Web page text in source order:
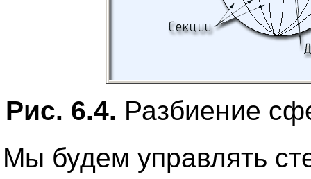
Рис. 6.4. Разбиение
Мы будем управлять